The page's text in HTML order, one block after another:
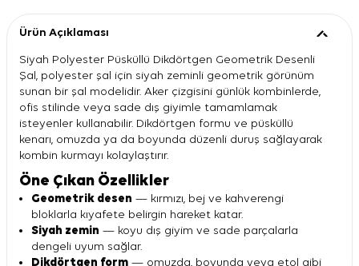
Ürün Açıklaması
Siyah Polyester Püsküllü Dikdörtgen Geometrik Desenli
Şal, polyester şal için siyah zeminli geometrik görünüm
sunan bir şal modelidir. Aker çizgisini günlük kombinlerde,
ofis stilinde veya sade dış giyimle tamamlamak
isteyenler kullanabilir. Dikdörtgen formu ve püsküllü
kenarı, omuzda ya da boyunda düzenli duruş sağlayarak
kombin kurmayı kolaylaştırır.
Öne Çıkan Özellikler
Geometrik desen — kırmızı, bej ve kahverengi
bloklarla kıyafete belirgin hareket katar.
Siyah zemin — koyu dış giyim ve sade parçalarla
dengeli uyum sağlar.
Dikdörtgen form — omuzda, boyunda veya etol gibi